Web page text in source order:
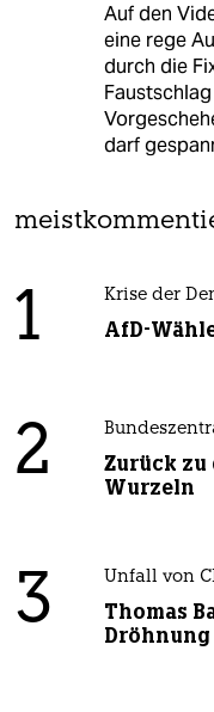
Auf den
eine rege
durch die
darf
1 Krise der
AfD-
2
Zurück
Wurzeln
3 Unfall von
Thomas
Dröhnung